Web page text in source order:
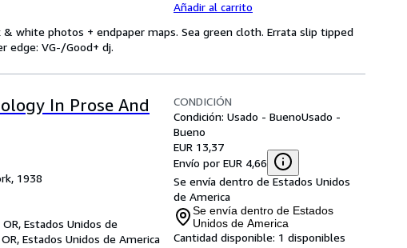
Añadir al carrito
white photos + endpaper maps. Sea green cloth. Errata slip tipped
edge: VG-/Good+ dj.
In Prose And
1938
OR, Estados Unidos de
OR, Estados Unidos de America
CONDICIÓN
Condición: Usado - BuenoUsado -
Bueno
EUR 13,37
Envío por EUR 4,66
Se envía dentro de Estados Unidos
de America
Se envía dentro de Estados
Unidos de America
Cantidad disponible: 1 disponibles